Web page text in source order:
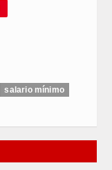
salario mínimo